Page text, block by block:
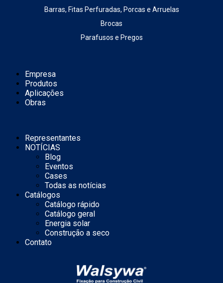
Barras, Fitas Perfuradas, Porcas e Arruelas
Brocas
Parafusos e Pregos
Empresa
Produtos
Aplicações
Obras
Representantes
NOTÍCIAS
Blog
Eventos
Cases
Todas as notícias
Catálogos
Catálogo rápido
Catálogo geral
Energia solar
Construção a seco
Contato